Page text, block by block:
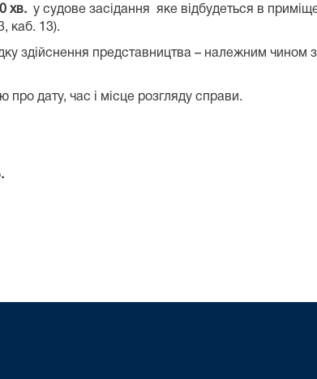
хв. у судове засідання яке відбудеться в
каб. 13).
здійснення представництва – належним чином
дату, час і місце розгляду справи.